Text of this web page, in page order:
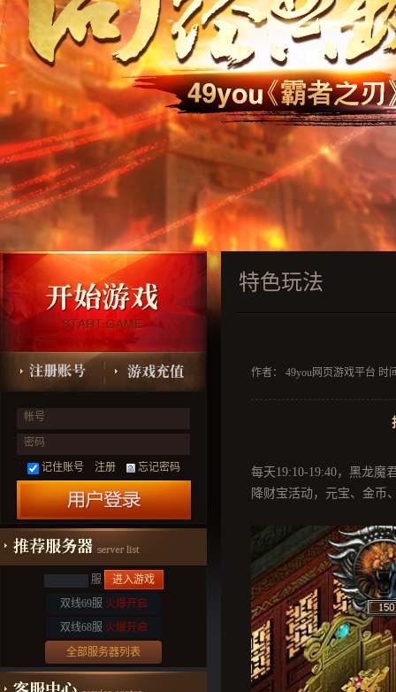
帐号
密码
记住账号 注册 忘记密码
服
进入游戏
双线69服 火爆开启
双线68服 火爆开启
全部服务器列表
特色玩法
作者： 49you网页游戏平台 时
每天19:10-19:40，黑龙魔
降财宝活动，元宝、金币